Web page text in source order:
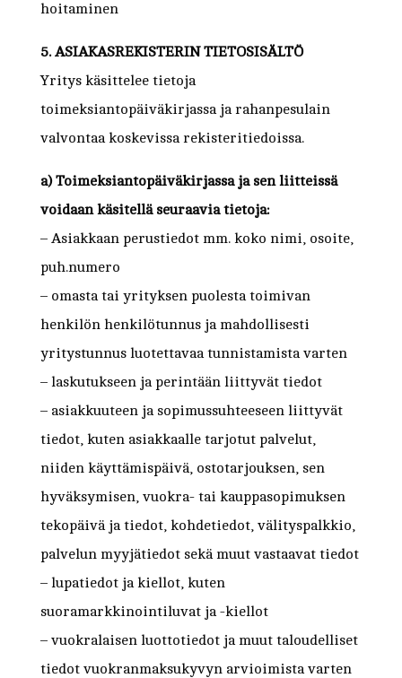
hoitaminen
5. ASIAKASREKISTERIN TIETOSISÄLTÖ
Yritys käsittelee tietoja
toimeksiantopäiväkirjassa ja rahanpesulain
valvontaa koskevissa rekisteritiedoissa.
a) Toimeksiantopäiväkirjassa ja sen liitteissä
voidaan käsitellä seuraavia tietoja:
– Asiakkaan perustiedot mm. koko nimi, osoite,
puh.numero
– omasta tai yrityksen puolesta toimivan
henkilön henkilötunnus ja mahdollisesti
yritystunnus luotettavaa tunnistamista varten
– laskutukseen ja perintään liittyvät tiedot
– asiakkuuteen ja sopimussuhteeseen liittyvät
tiedot, kuten asiakkaalle tarjotut palvelut,
niiden käyttämispäivä, ostotarjouksen, sen
hyväksymisen, vuokra- tai kauppasopimuksen
tekopäivä ja tiedot, kohdetiedot, välityspalkkio,
palvelun myyjätiedot sekä muut vastaavat tiedot
– lupatiedot ja kiellot, kuten
suoramarkkinointiluvat ja -kiellot
– vuokralaisen luottotiedot ja muut taloudelliset
tiedot vuokranmaksukyvyn arvioimista varten